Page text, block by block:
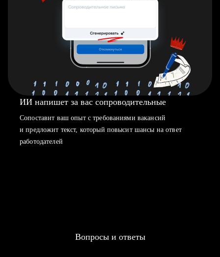
ИИ напишет за вас сопроводительные
Сопоставит ваш опыт с требованиями вакансий
и предложит текст, который повысит шансы на ответ
работодателей
Вопросы и ответы